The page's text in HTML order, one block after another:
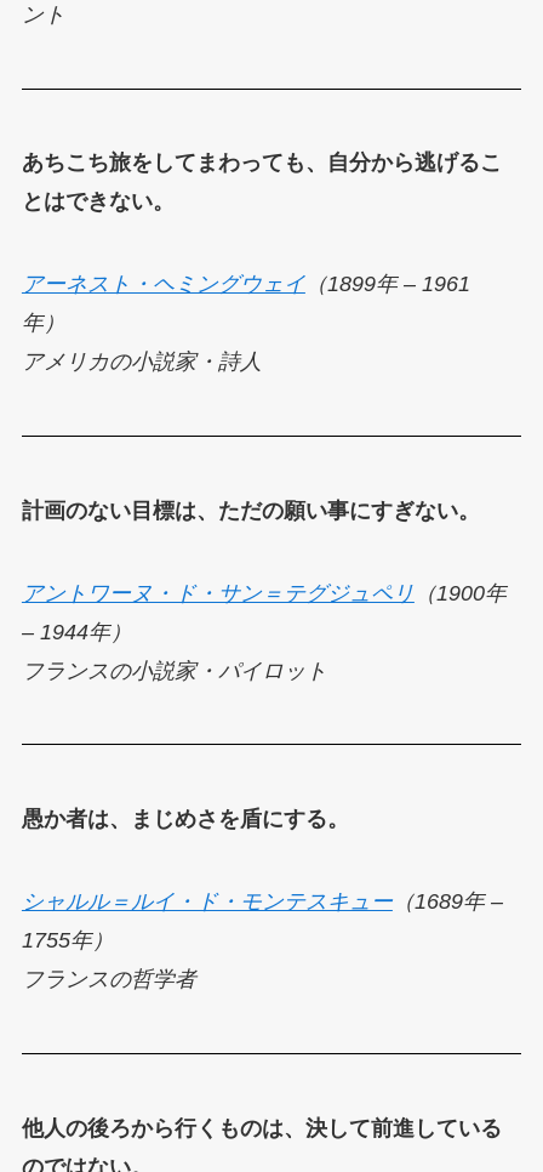
ント
あちこち旅をしてまわっても、自分から逃げるこ
とはできない。
アーネスト・ヘミングウェイ（1899年 – 1961
年）
アメリカの小説家・詩人
計画のない目標は、ただの願い事にすぎない。
アントワーヌ・ド・サン＝テグジュペリ （1900年
– 1944年）
フランスの小説家・パイロット
愚か者は、まじめさを盾にする。
シャルル＝ルイ・ド・モンテスキュー（1689年 –
1755年）
フランスの哲学者
他人の後ろから行くものは、決して前進している
のではない。